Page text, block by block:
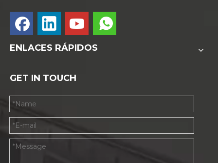
Máquina de corte CNC ATC
Carga automática y cargar enrutador CNC
ENLACES RÁPIDOS
GET IN TOUCH